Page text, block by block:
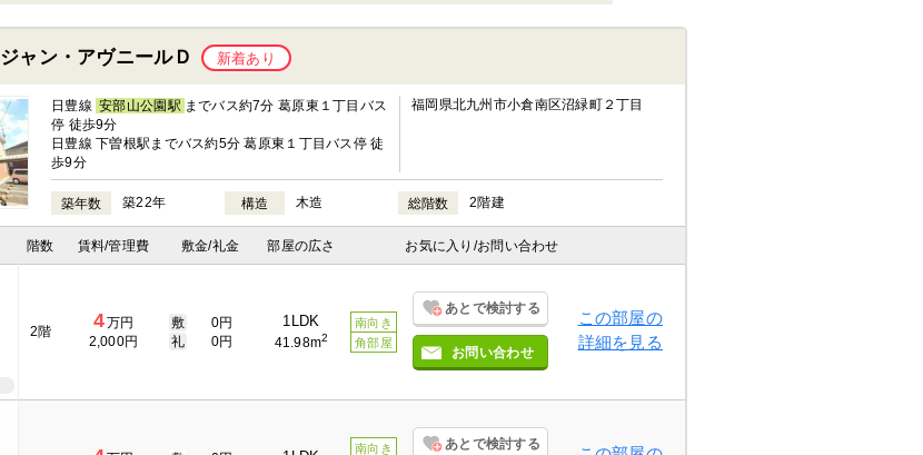
ジャン・アヴニールＤ 新着あり
日豊線 安部山公園駅 までバス約7分 葛原東１丁目バス
停 徒歩9分
日豊線 下曽根駅までバス約5分 葛原東１丁目バス停 徒
歩9分
福岡県北九州市小倉南区沼緑町２丁目
築年数 築22年 構造 木造 総階数 2階建
階数 賃料/管理費 敷金/礼金 部屋の広さ お気に入り /お問い合わせ
2階 4万円
2,000円
敷
0円
礼
0円
1LDK
41.98m2
南向き
角部屋
あとで検討する
お問い合わせ
この部屋の
詳細を見る
南向き
あとで検討する